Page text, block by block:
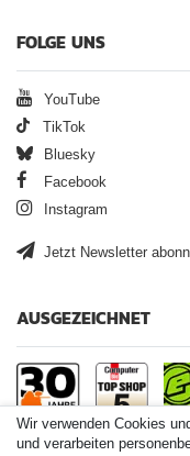
FOLGE UNS
YouTube
TikTok
Bluesky
Facebook
Instagram
Jetzt Newsletter
AUSGEZEICHNET
Wir verwenden Cookies
und verarbeiten